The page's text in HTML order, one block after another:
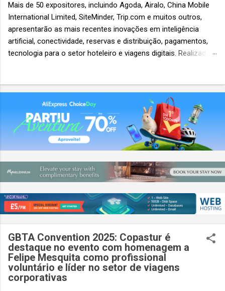
Mais de 50 expositores, incluindo Agoda, Airalo, China Mobile
International Limited, SiteMinder, Trip.com e muitos outros,
apresentarão as mais recentes inovações em inteligência
artificial, conectividade, reservas e distribuição, pagamentos,
tecnologia para o setor hoteleiro e viagens digitais. Realizada
podem acessar os três eventos simultâneos A Travel Tech
Asia 2026 retorna de 21 a 23 de outubro de 2026 no Sands
Expo & Convention Centre (Nível 1), em Singapura, reunindo
fornecedores de tecnologia, empresas de viagens e
compradores para explorar as inovações que moldam o futuro
das viagens. O evento também contará com a presença de
importantes nomes do setor e debates sobre as principais
de viagens, desde inteligência artificial e transformação...
GBTA Convention 2025: Copastur é
destaque no evento com homenagem a
Felipe Mesquita como profissional
voluntário e líder no setor de viagens
corporativas